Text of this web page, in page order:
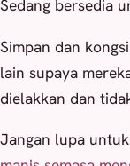
Sedang bersedia
Simpan dan
lain supaya
dielakkan dan
Jangan lupa